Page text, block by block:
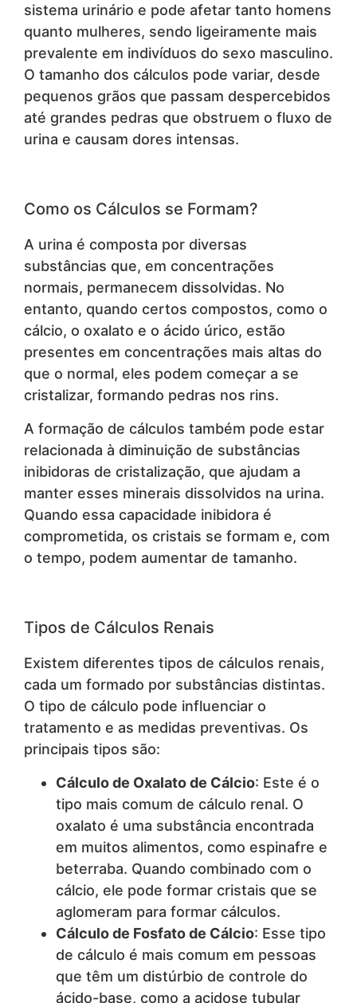
sistema urinário e pode afetar tanto homens
quanto mulheres, sendo ligeiramente mais
prevalente em indivíduos do sexo masculino.
O tamanho dos cálculos pode variar, desde
pequenos grãos que passam despercebidos
até grandes pedras que obstruem o fluxo de
urina e causam dores intensas.
Como os Cálculos se Formam?
A urina é composta por diversas
substâncias que, em concentrações
normais, permanecem dissolvidas. No
entanto, quando certos compostos, como o
cálcio, o oxalato e o ácido úrico, estão
presentes em concentrações mais altas do
que o normal, eles podem começar a se
cristalizar, formando pedras nos rins.
A formação de cálculos também pode estar
relacionada à diminuição de substâncias
inibidoras de cristalização, que ajudam a
manter esses minerais dissolvidos na urina.
Quando essa capacidade inibidora é
comprometida, os cristais se formam e, com
o tempo, podem aumentar de tamanho.
Tipos de Cálculos Renais
Existem diferentes tipos de cálculos renais,
cada um formado por substâncias distintas.
O tipo de cálculo pode influenciar o
tratamento e as medidas preventivas. Os
principais tipos são:
Cálculo de Oxalato de Cálcio: Este é o
tipo mais comum de cálculo renal. O
oxalato é uma substância encontrada
em muitos alimentos, como espinafre e
beterraba. Quando combinado com o
cálcio, ele pode formar cristais que se
aglomeram para formar cálculos.
Cálculo de Fosfato de Cálcio: Esse tipo
de cálculo é mais comum em pessoas
que têm um distúrbio de controle do
ácido-base, como a acidose tubular